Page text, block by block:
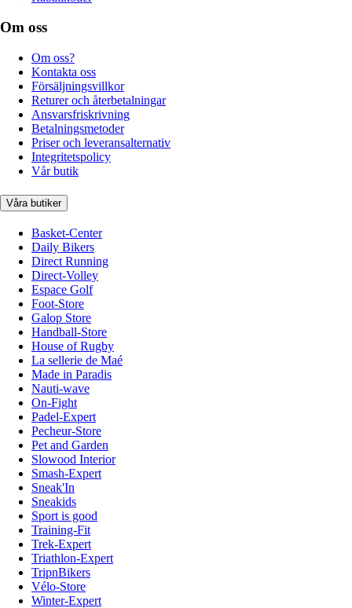
Om oss
Om oss?
Kontakta oss
Försäljningsvillkor
Returer och återbetalningar
Ansvarsfriskrivning
Betalningsmetoder
Priser och leveransalternativ
Integritetspolicy
Vår butik
Våra butiker
Basket-Center
Daily Bikers
Direct Running
Direct-Volley
Espace Golf
Foot-Store
Galop Store
Handball-Store
House of Rugby
La sellerie de Maé
Made in Paradis
Nauti-wave
On-Fight
Padel-Expert
Pecheur-Store
Pet and Garden
Slowood Interior
Smash-Expert
Sneak'In
Sneakids
Sport is good
Training-Fit
Trek-Expert
Triathlon-Expert
TripnBikers
Vélo-Store
Winter-Expert